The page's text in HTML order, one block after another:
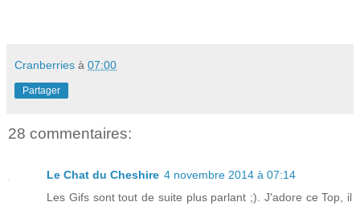
Cranberries à 07:00
Partager
28 commentaires:
Le Chat du Cheshire 4 novembre 2014 à 07:14
Les Gifs sont tout de suite plus parlant ;). J'adore ce Top, il